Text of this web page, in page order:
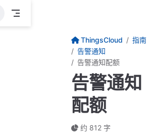
ThingsCloud
指南
告警通知
告警通知配额
告警通知
配额
约 812 字